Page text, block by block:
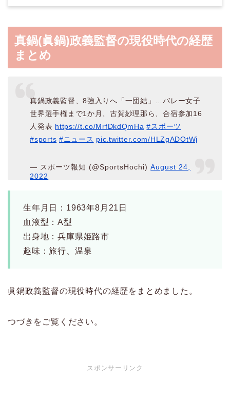
真鍋(眞鍋)政義監督の現役時代の経歴
まとめ
真鍋政義監督、8強入りへ「一団結」…バレー女子
世界選手権まで1か月、古賀紗理那ら、合宿参加16
人発表 https://t.co/MrfDkdQmHa #スポーツ
#sports #ニュース pic.twitter.com/HLZgADOtWj
— スポーツ報知 (@SportsHochi)August 24,
2022
生年月日：1963年8月21日
血液型：A型
出身地：兵庫県姫路市
趣味：旅行、温泉
眞鍋政義監督の現役時代の経歴をまとめました。
つづきをご覧ください。
スポンサーリンク